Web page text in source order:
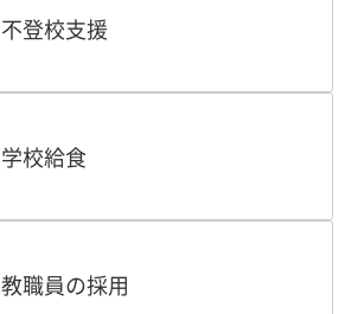
不登校支援
学校給食
教職員の採用